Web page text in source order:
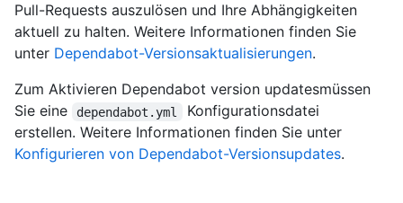
Pull-Requests auszulösen und Ihre Abhängigkeiten
aktuell zu halten. Weitere Informationen finden Sie
unter Dependabot-Versionsaktualisierungen.
Zum Aktivieren Dependabot version updatesmüssen
Sie eine
dependabot.yml
Konfigurationsdatei
erstellen. Weitere Informationen finden Sie unter
Konfigurieren von Dependabot-Versionsupdates.